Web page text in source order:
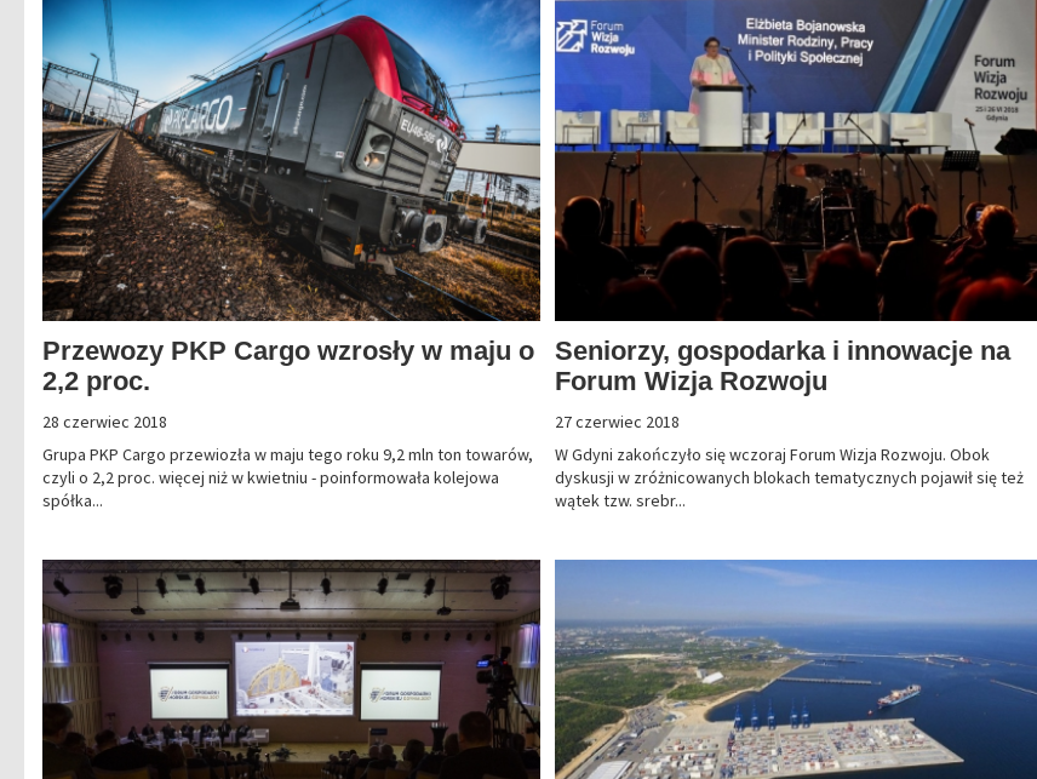
Przewozy PKP Cargo wzrosły w maju o
2,2 proc.
28 czerwiec 2018
Grupa PKP Cargo przewiozła w maju tego roku 9,2 mln ton towarów,
czyli o 2,2 proc. więcej niż w kwietniu - poinformowała kolejowa
spółka...
Seniorzy, gospodarka i innowacje na
Forum Wizja Rozwoju
27 czerwiec 2018
W Gdyni zakończyło się wczoraj Forum Wizja Rozwoju. Obok
dyskusji w zróżnicowanych blokach tematycznych pojawił się też
wątek tzw. srebr...